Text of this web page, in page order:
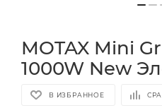
MOTAX Mini
1000W New
В ИЗБРАННОЕ